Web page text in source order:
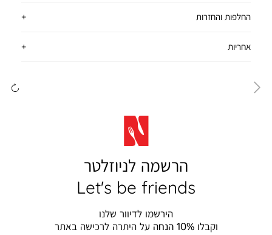
החלפות והחזרות
אחריות
הרשמה לניוזלטר
Let's be friends
הירשמו לדיוור שלנו
וקבלו10% הנחה על היתרה לרכישה באתר